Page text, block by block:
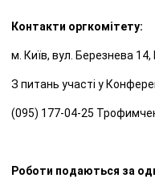
Контакти оргкомітету:
м. Київ, вул. Березнева 14,
З питань участі у
(095) 177-04-25
Роботи подаються за